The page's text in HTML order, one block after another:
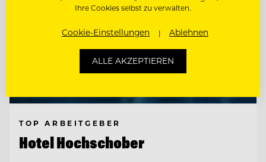
TOP ARBEITGEBER
Hotel Hochschober
Ihre Cookies selbst zu verwalten.
Cookie-Einstellungen Ablehnen
ALLE AKZEPTIEREN